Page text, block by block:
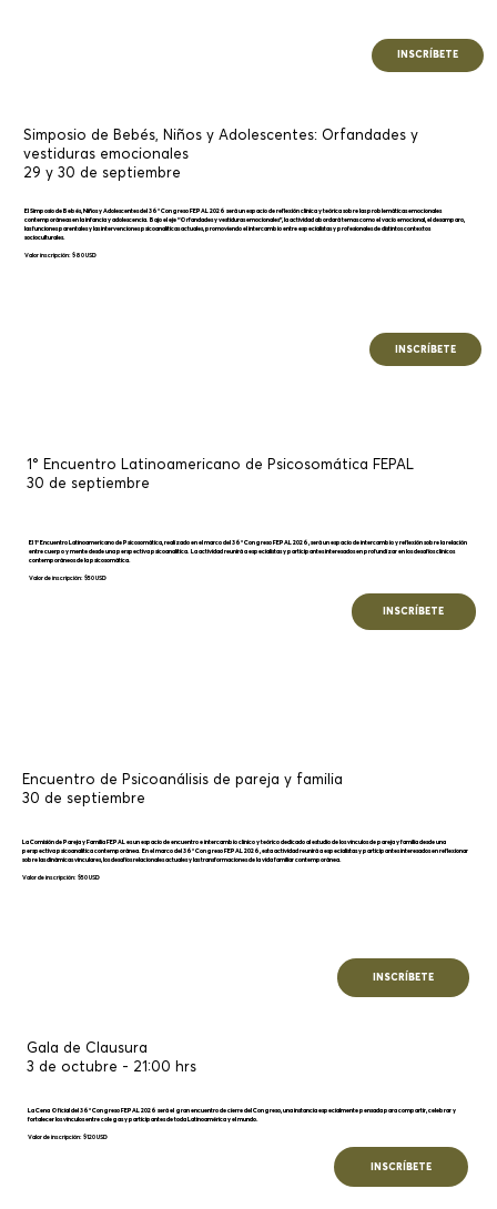
INSCRÍBETE
INSCRÍBETE
Simposio de Bebés, Niños y Adolescentes: Orfandades y
vestiduras emocionales
29 y 30 de septiembre
El Simposio de Bebés, Niños y Adolescentes del 36° Congreso FEPAL 2026 será un espacio de reflexión clínica y teórica sobre las problemáticas emocionales
contemporáneas en la infancia y adolescencia. Bajo el eje “Orfandades y vestiduras emocionales”, la actividad abordará temas como el vacío emocional, el desamparo,
las funciones parentales y las intervenciones psicoanalíticas actuales, promoviendo el intercambio entre especialistas y profesionales de distintos contextos
socioculturales.
Valor inscripción: $80 USD
1° Encuentro Latinoamericano de Psicosomática FEPAL
30 de septiembre
El 1° Encuentro Latinoamericano de Psicosomática, realizado en el marco del 36° Congreso FEPAL 2026, será un espacio de intercambio y reflexión sobre la relación
entre cuerpo y mente desde una perspectiva psicoanalítica. La actividad reunirá a especialistas y participantes interesados en profundizar en los desafíos clínicos
contemporáneos de la psicosomática.
Valor de inscripción: $50 USD
INSCRÍBETE
Encuentro de Psicoanálisis de pareja y familia
30 de septiembre
La Comisión de Pareja y Familia FEPAL es un espacio de encuentro e intercambio clínico y teórico dedicado al estudio de los vínculos de pareja y familia desde una
perspectiva psicoanalítica contemporánea. En el marco del 36° Congreso FEPAL 2026, esta actividad reunirá a especialistas y participantes interesados en reflexionar
sobre las dinámicas vinculares, los desafíos relacionales actuales y las transformaciones de la vida familiar contemporánea.
Valor de inscripción: $50 USD
INSCRÍBETE
Gala de Clausura
3 de octubre - 21:00 hrs
La Cena Oficial del 36° Congreso FEPAL 2026 será el gran encuentro de cierre del Congreso, una instancia especialmente pensada para compartir, celebrar y
fortalecer los vínculos entre colegas y participantes de toda Latinoamérica y el mundo.
Valor de inscripción: $120 USD
INSCRÍBETE